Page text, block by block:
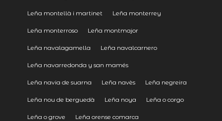
Leña montellà i martinet Leña monterrey
Leña monterroso Leña montmajor
Leña navalagamella Leña navalcarnero
Leña navarredonda y san mamés
Leña navia de suarna Leña navès Leña negreira
Leña nou de berguedà Leña noya Leña o corgo
Leña o grove Leña orense comarca